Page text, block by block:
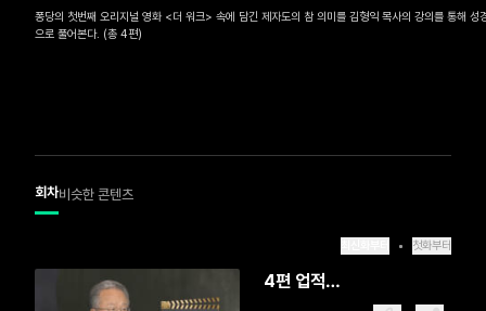
퐁당의 첫번째 오리지널 영화 <더 워크> 속에 담긴 제자도의 참 의미를 김형익 목사의 강의를 통해 성
으로 풀어본다. (총 4편)
회차비슷한 콘텐츠
첫화부터
4편 업적이